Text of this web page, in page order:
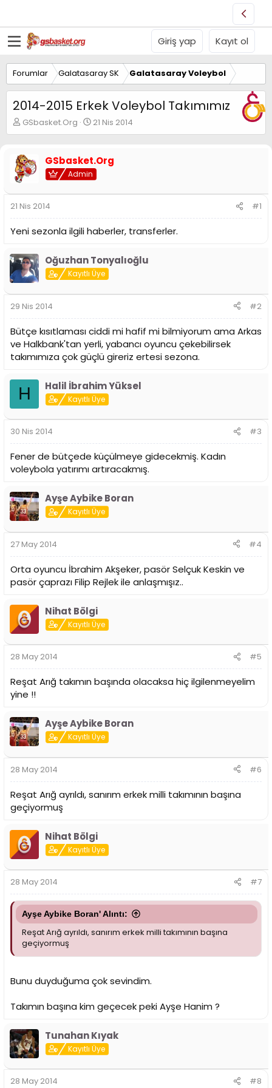
Giriş yap Kayıt ol
Forumlar Galatasaray SK Galatasaray Voleybol
2014-2015 Erkek Voleybol Takımımız
K
o
u
y
u
a
ş
l
a
a
n
GSbasket.Org
B
a
a
n
ı
t
a
h
i
21 Nis 2014
GSbasket.Org
Admin
21 Nis 2014 #1
Yeni sezonla ilgili haberler, transferler.
Oğuzhan Tonyalıoğlu
Kayıtlı Üye
29 Nis 2014 #2
Bütçe kısıtlaması ciddi mi hafif mi bilmiyorum ama Arkas
ve Halkbank'tan yerli, yabancı oyuncu çekebilirsek
takımımıza çok güçlü gireriz ertesi sezona.
H Halil İbrahim Yüksel
Kayıtlı Üye
30 Nis 2014 #3
Fener de bütçede küçülmeye gidecekmiş. Kadın
voleybola yatırımı artıracakmış.
Ayşe Aybike Boran
Kayıtlı Üye
27 May 2014 #4
Orta oyuncu İbrahim Akşeker, pasör Selçuk Keskin ve
pasör çaprazı Filip Rejlek ile anlaşmışız..
Nihat Bölgi
Kayıtlı Üye
28 May 2014 #5
Reşat Arığ takımın başında olacaksa hiç ilgilenmeyelim
yine !!
Ayşe Aybike Boran
Kayıtlı Üye
28 May 2014 #6
Reşat Arığ ayrıldı, sanırım erkek milli takımının başına
geçiyormuş
Nihat Bölgi
Kayıtlı Üye
28 May 2014 #7
Ayşe Aybike Boran' Alıntı:
Reşat Arığ ayrıldı, sanırım erkek milli takımının başına
geçiyormuş
Bunu duyduğuma çok sevindim.
Takımın başına kim geçecek peki Ayşe Hanim ?
Tunahan Kıyak
Kayıtlı Üye
28 May 2014 #8